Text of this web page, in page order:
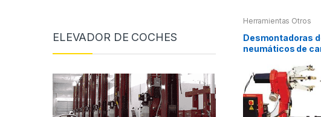
Herramientas Otros
Desmontadoras
neumáticos de
ELEVADOR DE COCHES